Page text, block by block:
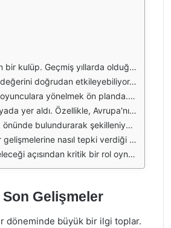
çekiyor. Beşiktaş’ın transfer stratejileri, kulübün mali yapısını güçlendirmek ve sportif başarıyı artırmak amacıyla şekilleniyor.
memnun ederken, kulüp için de finansal kazanımlar sağlıyor. Bu durum, dolaylı yoldan borsa fiyatlarını yükseltebiliyor.
de oyuncu satışından elde edilecek gelirleri artırıyor. Bu strateji, kulübün borsa üzerindeki pozitif etkisini de artırabilir.
gerçekleşmesi, kulübün genel performansını ve dolayısıyla borsa değerini olumlu yönde etkileyebilir.
alınıyor. Bu durum, kulübün mali yapısına olumlu katkı sağlaması açısından önemli.
Bu nedenle, Beşiktaş’ın transfer stratejileri, sadece sahada değil, mali alanda da büyük önem taşıyor.
bu süreçte başarılı olabilmesi için stratejik kararlar alması ve piyasa koşullarını iyi analiz etmesi gerekiyor.
Gelişmeler
döneminde büyük bir ilgi toplar.